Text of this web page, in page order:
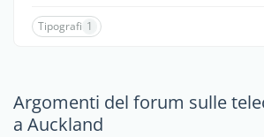
Tipografi 1
Argomenti del forum sulle
a Auckland